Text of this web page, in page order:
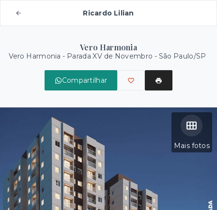
Ricardo Lilian
Vero Harmonia
Vero Harmonia - Parada XV de Novembro - São Paulo/SP
Compartilhar
Mais fotos